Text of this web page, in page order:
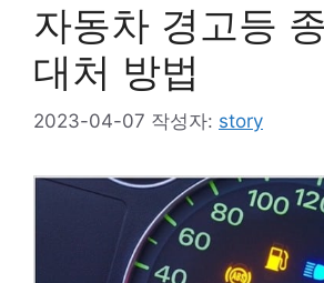
자동차 경고등
대처 방법
2023-04-07 작성자: story